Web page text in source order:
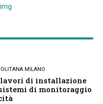
MILANO
lavori di installazione
di monitoraggio